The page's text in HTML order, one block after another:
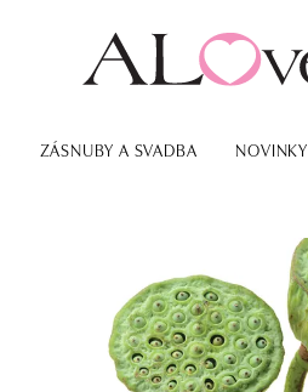
ZÁSNUBY A SVADBA NOVINKY